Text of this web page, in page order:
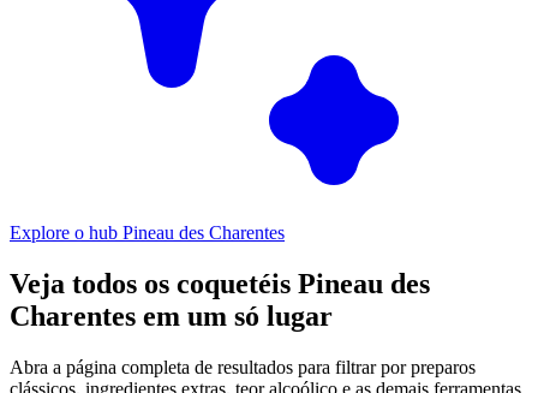
Explore o hub Pineau des Charentes
Veja todos os coquetéis Pineau des
Charentes em um só lugar
Abra a página completa de resultados para filtrar por preparos
clássicos, ingredientes extras, teor alcoólico e as demais ferramentas